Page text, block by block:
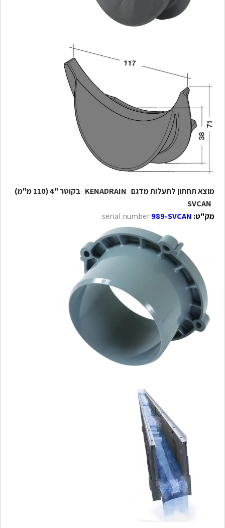
מוצא תחתון לתעלות מדגם KENADRAIN בקוטר "4 (110 מ"מ)
מק"ט: 989-SVCAN